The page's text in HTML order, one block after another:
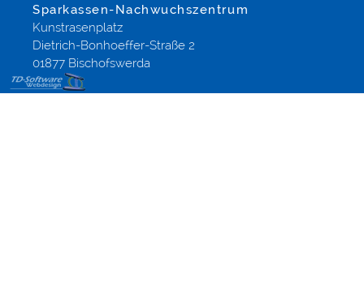
Sparkassen-Nachwuchszentrum
Kunstrasenplatz
Dietrich-Bonhoeffer-Straße 2
01877 Bischofswerda